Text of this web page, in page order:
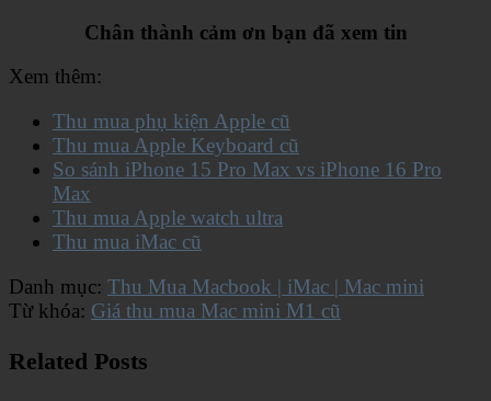
Chân thành cảm ơn bạn đã xem tin
Xem thêm:
Thu mua phụ kiện Apple cũ
Thu mua Apple Keyboard cũ
So sánh iPhone 15 Pro Max vs iPhone 16 Pro
Max
Thu mua Apple watch ultra
Thu mua iMac cũ
Danh mục: Thu Mua Macbook | iMac | Mac mini
Từ khóa: Giá thu mua Mac mini M1 cũ
Related Posts